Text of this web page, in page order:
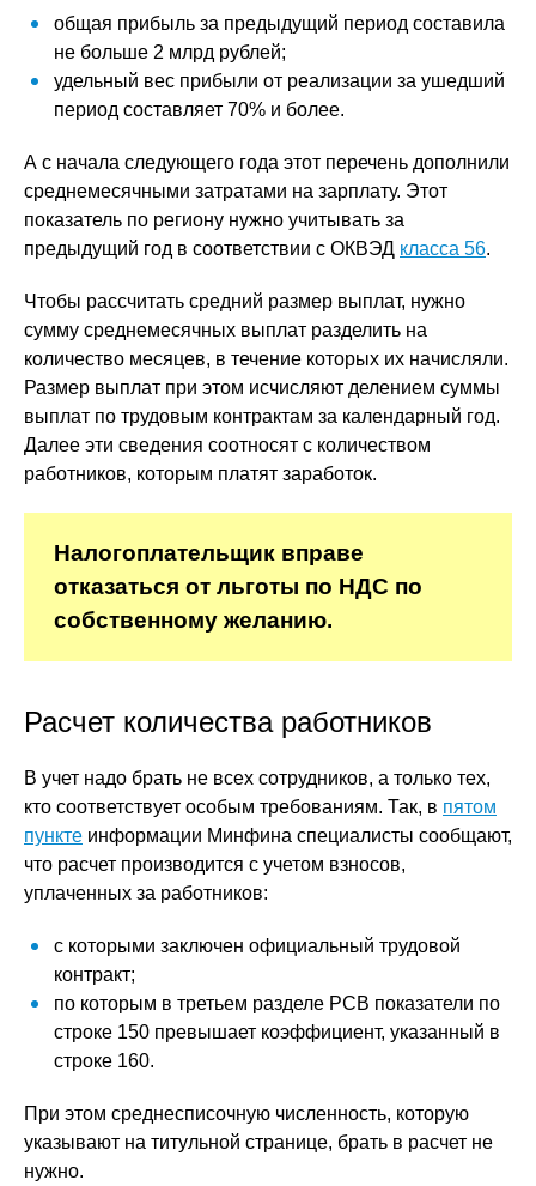
общая прибыль за предыдущий период составила
не больше 2 млрд рублей;
удельный вес прибыли от реализации за ушедший
период составляет 70% и более.
А с начала следующего года этот перечень дополнили
среднемесячными затратами на зарплату. Этот
показатель по региону нужно учитывать за
предыдущий год в соответствии с ОКВЭД класса 56.
Чтобы рассчитать средний размер выплат, нужно
сумму среднемесячных выплат разделить на
количество месяцев, в течение которых их начисляли.
Размер выплат при этом исчисляют делением суммы
выплат по трудовым контрактам за календарный год.
Далее эти сведения соотносят с количеством
работников, которым платят заработок.
Налогоплательщик вправе
отказаться от льготы по НДС по
собственному желанию.
Расчет количества работников
В учет надо брать не всех сотрудников, а только тех,
кто соответствует особым требованиям. Так, в пятом
пункте информации Минфина специалисты сообщают,
что расчет производится с учетом взносов,
уплаченных за работников:
с которыми заключен официальный трудовой
контракт;
по которым в третьем разделе РСВ показатели по
строке 150 превышает коэффициент, указанный в
строке 160.
При этом среднесписочную численность, которую
указывают на титульной странице, брать в расчет не
нужно.